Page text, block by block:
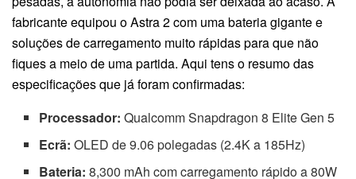
fabricante equipou o Astra 2 com uma bateria gigante e
soluções de carregamento muito rápidas para que não
fiques a meio de uma partida. Aqui tens o resumo das
especificações que já foram confirmadas:
Processador: Qualcomm Snapdragon 8 Elite Gen 5
Ecrã: OLED de 9.06 polegadas (2.4K a 185Hz)
Bateria: 8,300 mAh com carregamento rápido a 80W